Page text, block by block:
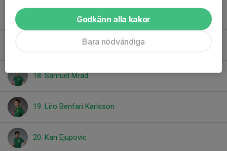
18. Samuel Mrad
19. Liro Benfari Karlsson
20. Kan Ejupovic
Godkänn alla kakor
Bara nödvändiga